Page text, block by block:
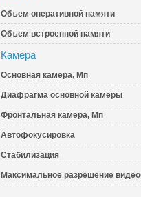
Объем оперативной памяти
Объем встроенной памяти
Камера
Основная камера, Мп
Диафрагма основной камеры
Фронтальная камера, Мп
Автофокусировка
Стабилизация
Максимальное разрешение